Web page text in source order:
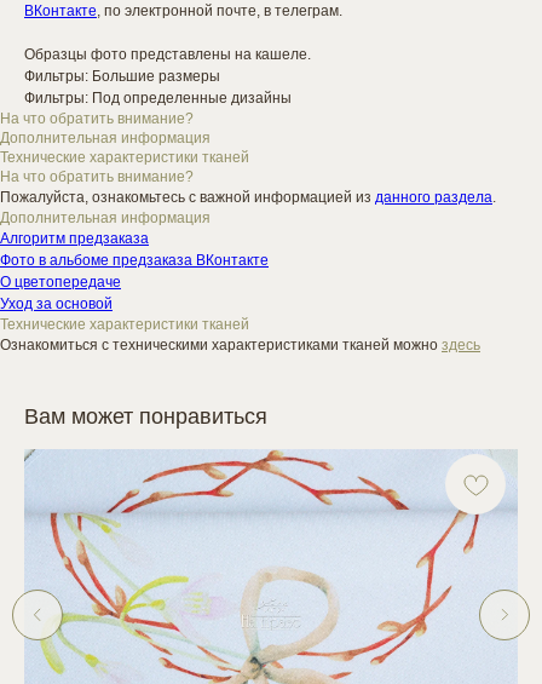
ВКонтакте, по электронной почте, в телеграм.
Образцы фото представлены на кашеле.
Фильтры: Большие размеры
Фильтры: Под определенные дизайны
На что обратить внимание?
Дополнительная информация
Технические характеристики тканей
На что обратить внимание?
Пожалуйста, ознакомьтесь с важной информацией из данного раздела.
Дополнительная информация
Алгоритм предзаказа
Фото в альбоме предзаказа ВКонтакте
О цветопередаче
Уход за основой
Технические характеристики тканей
Ознакомиться с техническими характеристиками тканей можно здесь
Вам может понравиться